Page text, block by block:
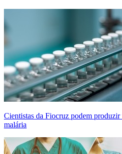
Cientistas da Fiocruz podem
malária